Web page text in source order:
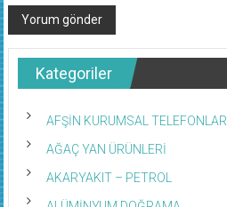
Kategoriler
AFŞİN KURUMSAL TELEFONLAR
AĞAÇ YAN ÜRÜNLERİ
AKARYAKIT – PETROL